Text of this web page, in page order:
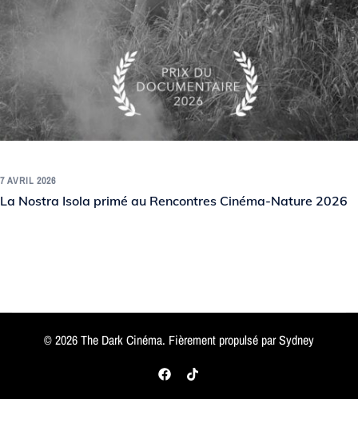
7 AVRIL 2026
La Nostra Isola primé au Rencontres Cinéma-Nature 2026
© 2026 The Dark Cinéma. Fièrement propulsé parSydney